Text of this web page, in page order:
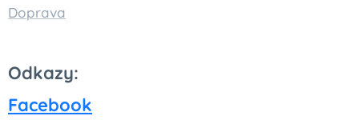
Doprava
Odkazy:
Facebook